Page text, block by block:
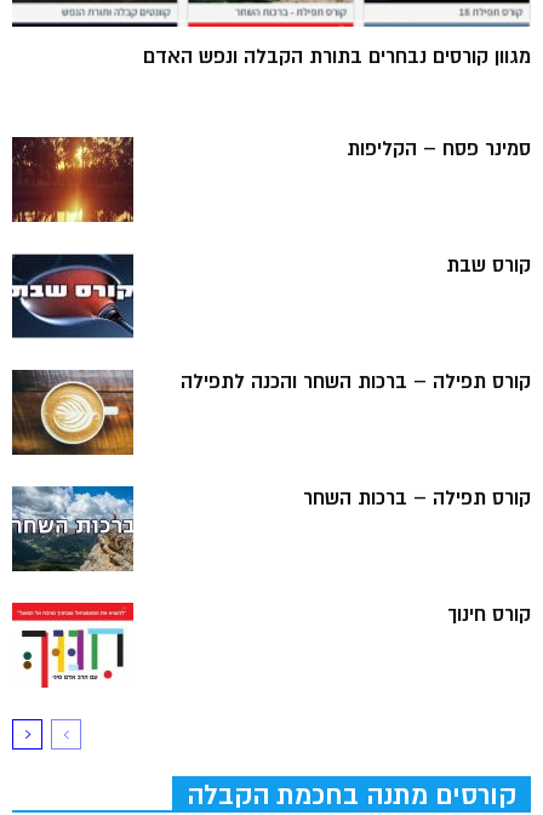
מגוון קורסים נבחרים בתורת הקבלה ונפש האדם
סמינר פסח – הקליפות
קורס שבת
קורס תפילה – ברכות השחר והכנה לתפילה
קורס תפילה – ברכות השחר
קורס חינוך
קורסים מתנה בחכמת הקבלה